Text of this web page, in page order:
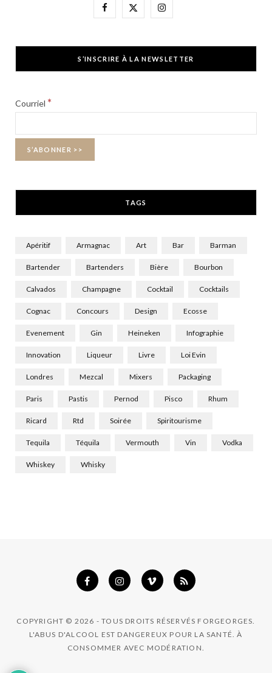
F
e
X
w
I
t
S’INSCRIRE À LA NEWSLETTER
Courriel *
TAGS
Apéritif Armagnac Art Bar Barman
Bartender Bartenders Bière Bourbon
Calvados Champagne Cocktail Cocktails
Cognac Concours Design Ecosse
Evenement Gin Heineken Infographie
Innovation Liqueur Livre Loi Evin
Londres Mezcal Mixers Packaging
Paris Pastis Pernod Pisco Rhum
Ricard Rtd Soirée Spiritourisme
Tequila Téquila Vermouth Vin Vodka
Whiskey Whisky
COPYRIGHT © 2026 - TOUS DROITS RÉSERVÉS FORGEORGES.
L'ABUS D'ALCOOL EST DANGEREUX POUR LA SANTÉ. À
CONSOMMER AVEC MODÉRATION.